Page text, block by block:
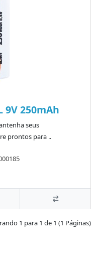
9V 250mAh
seus
prontos para ..
1 para 1 de 1 (1 Páginas)